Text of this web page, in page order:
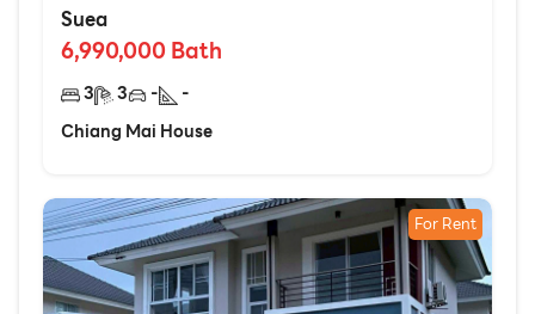
Suea
6,990,000 Bath
3 3 -
-
Chiang Mai House
For Rent